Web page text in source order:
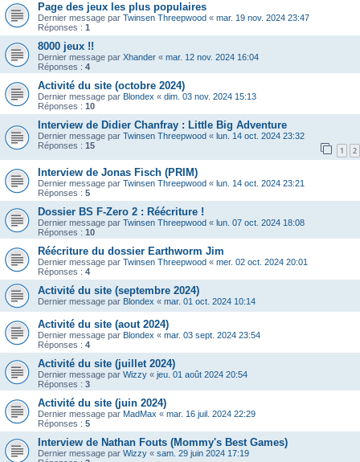
Page des jeux les plus populaires
Dernier message par Twinsen Threepwood « mar. 19 nov. 2024 23:47
Réponses : 1
8000 jeux !!
Dernier message par Xhander « mar. 12 nov. 2024 16:04
Réponses : 4
Activité du site (octobre 2024)
Dernier message par Blondex « dim. 03 nov. 2024 15:13
Réponses : 10
Interview de Didier Chanfray : Little Big Adventure
Dernier message par Twinsen Threepwood « lun. 14 oct. 2024 23:32
Réponses : 15 1 2
Interview de Jonas Fisch (PRIM)
Dernier message par Twinsen Threepwood « lun. 14 oct. 2024 23:21
Réponses : 5
Dossier BS F-Zero 2 : Réécriture !
Dernier message par Twinsen Threepwood « lun. 07 oct. 2024 18:08
Réponses : 10
Réécriture du dossier Earthworm Jim
Dernier message par Twinsen Threepwood « mer. 02 oct. 2024 20:01
Réponses : 4
Activité du site (septembre 2024)
Dernier message par Blondex « mar. 01 oct. 2024 10:14
Activité du site (aout 2024)
Dernier message par Blondex « mar. 03 sept. 2024 23:54
Réponses : 4
Activité du site (juillet 2024)
Dernier message par Wizzy « jeu. 01 août 2024 20:54
Réponses : 3
Activité du site (juin 2024)
Dernier message par MadMax « mar. 16 juil. 2024 22:29
Réponses : 5
Interview de Nathan Fouts (Mommy's Best Games)
Dernier message par Wizzy « sam. 29 juin 2024 17:19